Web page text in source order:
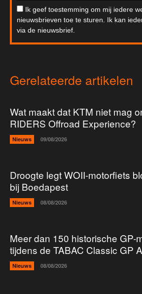
Ik geef toestemming om mij iedere
nieuwsbrieven toe te sturen. Ik kan
via de nieuwsbrief.
Gerelateerde artikelen
Wat maakt dat KTM niet mag
RIDERS Offroad Experience?
Nieuws 09/08/2026
Droogte legt WOII-motorfiets
bij Boedapest
Nieuws 08/08/2026
Meer dan 150 historische GP-
tijdens de TABAC Classic GP
Nieuws 08/08/2026